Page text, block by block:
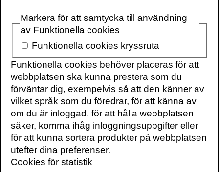
författare till
Tyst jord –
framtid är
också vår. Foto
Volante.
Skriv ut sidan
Kontakt
För bokning av författaren mejla
Markera för att samtycka till användning
av Funktionella cookies
Funktionella cookies kryssruta
Funktionella cookies behöver placeras för att
webbplatsen ska kunna prestera som du
förväntar dig, exempelvis så att den känner av
vilket språk som du föredrar, för att känna av
om du är inloggad, för att hålla webbplatsen
säker, komma ihåg inloggningsuppgifter eller
för att kunna sortera produkter på webbplatsen
utefter dina preferenser.
Cookies för statistik